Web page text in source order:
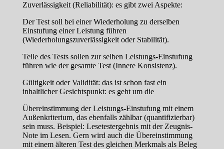
Zuverlässigkeit (Reliabilität): es gibt zwei Aspekte:
Der Test soll bei einer Wiederholung zu derselben
Einstufung einer Leistung führen
(Wiederholungszuverlässigkeit oder Stabilität).
Teile des Tests sollen zur selben Leistungs-Einstufung
führen wie der gesamte Test (Innere Konsistenz).
Gültigkeit oder Validität: das ist schon fast ein
inhaltlicher Gesichtspunkt: es geht um die
Übereinstimmung der Leistungs-Einstufung mit einem
Außenkriterium, das ebenfalls zählbar (quantifizierbar)
sein muss. Beispiel: Lesetestergebnis mit der Zeugnis-
Note im Lesen. Gern wird auch die Übereinstimmung
mit einem älteren Test des gleichen Merkmals als Beleg